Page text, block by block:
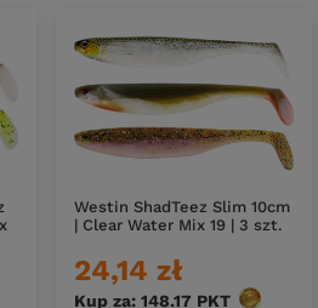
Westin ShadTeez Slim 10cm
| Clear Water Mix 19 | 3 szt.
24,14 zł
Kup za: 148.17 PKT punktów